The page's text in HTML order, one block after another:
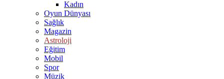
Kadın
Oyun Dünyası
Sağlık
Magazin
Astroloji
Eğitim
Mobil
Spor
Müzik